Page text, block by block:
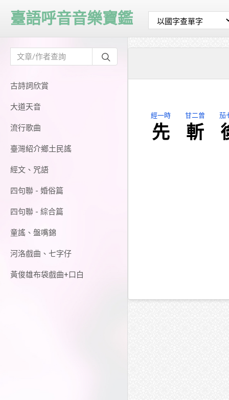
古詩詞欣賞
大道天音
流行歌曲
臺灣紹介鄉土民謠
經文、咒語
四句聯 - 婚俗篇
四句聯 - 綜合篇
童謠、盤嘴錦
河洛戲曲、七字仔
黃俊雄布袋戲曲+口白
臺語呼音音樂寶鑑
經一時
先
甘二曾
斬
茄